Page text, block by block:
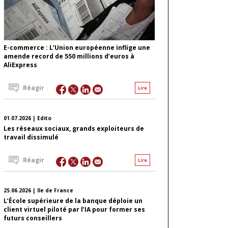
E-commerce : L’Union européenne inflige une
amende record de 550 millions d’euros à
AliExpress
Lire
Réagir
01.07.2026 | Edito
Les réseaux sociaux, grands exploiteurs de
travail dissimulé
Lire
Réagir
25.06.2026 | Ile de France
L’École supérieure de la banque déploie un
client virtuel piloté par l’IA pour former ses
futurs conseillers